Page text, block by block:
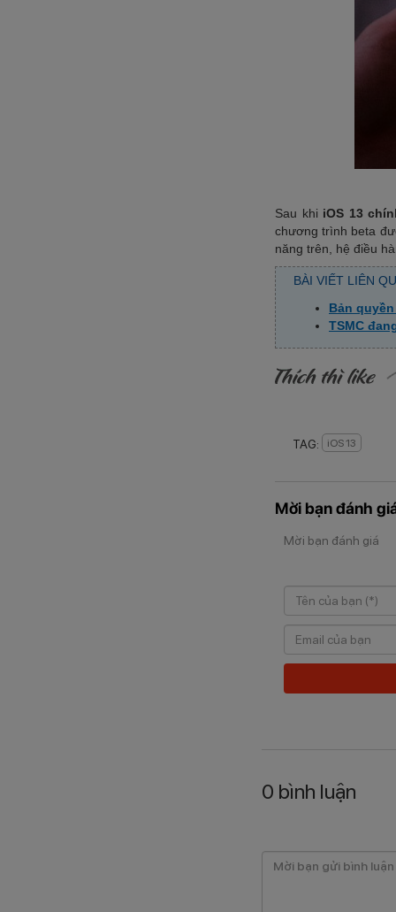
Sau khi iOS 13
chương trình beta
năng trên, hệ điều
BÀI VIẾT LIÊN
Bản
TSMC
TAG: iOS 13
Mời bạn đánh
Mời bạn đánh giá
0 bình luận